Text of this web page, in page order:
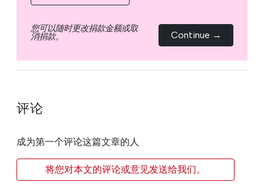
您可以随时更改捐款金额或取
消捐款。 Continue →
评论
成为第一个评论这篇文章的人
将您对本文的评论或意见发送给我们。